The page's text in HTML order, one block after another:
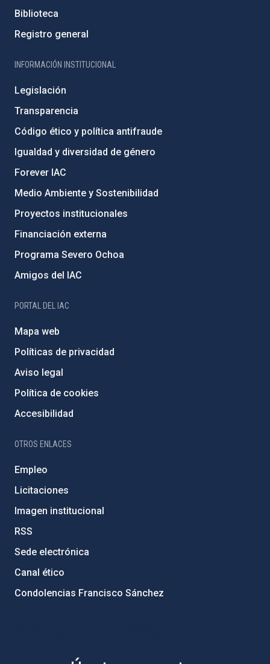
Biblioteca
Registro general
INFORMACIÓN INSTITUCIONAL
Legislación
Transparencia
Código ético y política antifraude
Igualdad y diversidad de género
Forever IAC
Medio Ambiente y Sostenibilidad
Proyectos institucionales
Financiación externa
Programa Severo Ochoa
Amigos del IAC
PORTAL DEL IAC
Mapa web
Políticas de privacidad
Aviso legal
Política de cookies
Accesibilidad
OTROS ENLACES
Empleo
Licitaciones
Imagen institucional
RSS
Sede electrónica
Canal ético
Condolencias Francisco Sánchez